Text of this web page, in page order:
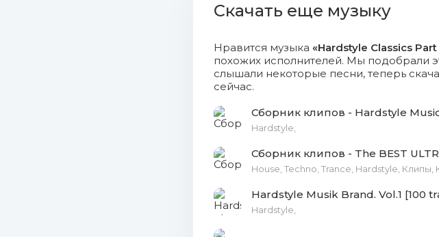
14_pavo_and_zany_-_s.e.x..mp3
15_noisecontrollers_-_waves.mp3
16_maly_-_going_deep.mp3 (14.96
17_s-dee_-_music_is.mp3 (12.03
19_toneshifterz_-_all_on_me.mp3
20_luna_-
Скачать еще музыку
Нравится музыка «Hardstyle Classics Part
похожих исполнителей. Мы подобрали
слышали некоторые песни, теперь
сейчас.
Hardstyle,
House, Techno, Trance, Hardstyle, Клипы,
Hardstyle Musik Brand. Vol.1 [100
Hardstyle,